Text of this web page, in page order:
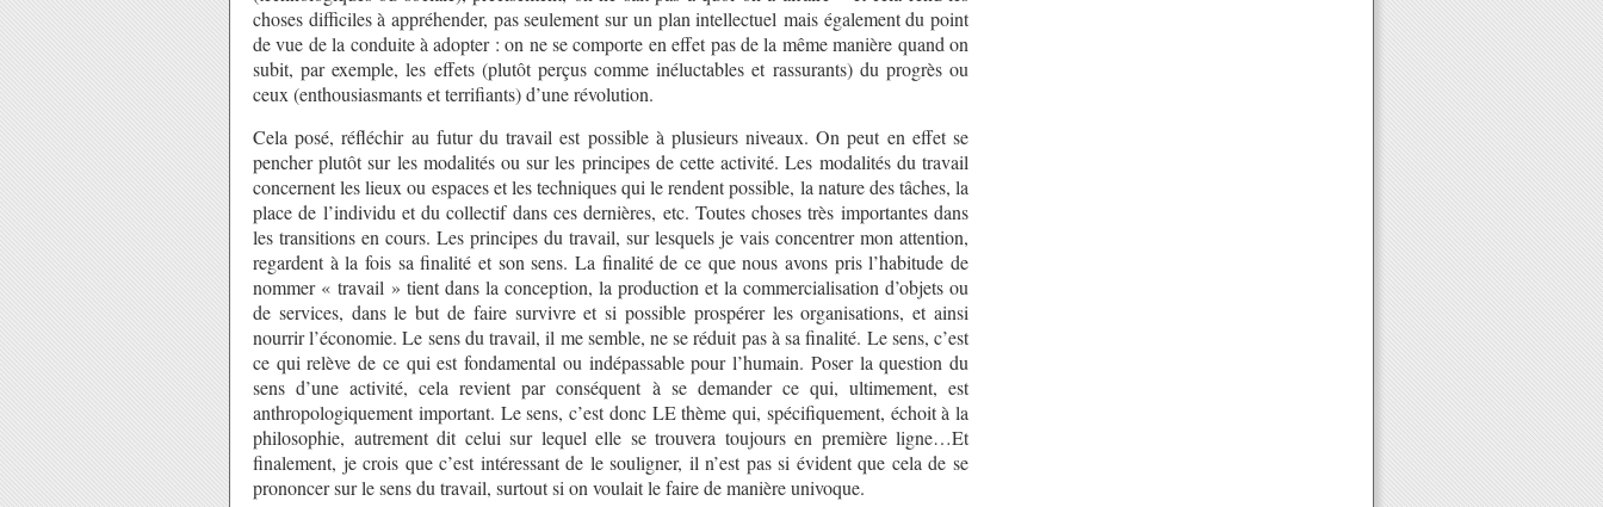
choses difficiles à appréhender, pas seulement sur un plan intellectuel mais également du point
de vue de la conduite à adopter : on ne se comporte en effet pas de la même manière quand on
subit, par exemple, les effets (plutôt perçus comme inéluctables et rassurants) du progrès ou
ceux (enthousiasmants et terrifiants) d’une révolution.
Cela posé, réfléchir au futur du travail est possible à plusieurs niveaux. On peut en effet se
pencher plutôt sur les modalités ou sur les principes de cette activité. Les modalités du travail
concernent les lieux ou espaces et les techniques qui le rendent possible, la nature des tâches, la
place de l’individu et du collectif dans ces dernières, etc. Toutes choses très importantes dans
les transitions en cours. Les principes du travail, sur lesquels je vais concentrer mon attention,
regardent à la fois sa finalité et son sens. La finalité de ce que nous avons pris l’habitude de
nommer « travail » tient dans la conception, la production et la commercialisation d’objets ou
de services, dans le but de faire survivre et si possible prospérer les organisations, et ainsi
nourrir l’économie. Le sens du travail, il me semble, ne se réduit pas à sa finalité. Le sens, c’est
ce qui relève de ce qui est fondamental ou indépassable pour l’humain. Poser la question du
sens d’une activité, cela revient par conséquent à se demander ce qui, ultimement, est
anthropologiquement important. Le sens, c’est donc LE thème qui, spécifiquement, échoit à la
philosophie, autrement dit celui sur lequel elle se trouvera toujours en première ligne…Et
finalement, je crois que c’est intéressant de le souligner, il n’est pas si évident que cela de se
prononcer sur le sens du travail, surtout si on voulait le faire de manière univoque.